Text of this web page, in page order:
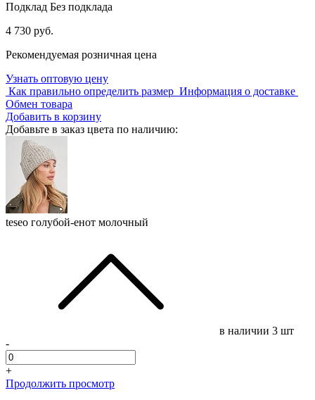
Подклад Без подклада
4 730 руб.
Рекомендуемая розничная цена
Узнать оптовую цену
Как правильно определить размер Информация о доставке
Обмен товара
Добавить в корзину
Добавьте в заказ цвета по наличию:
teseo голубой-енот молочный
в наличии 3 шт
-
+
Продолжить просмотр